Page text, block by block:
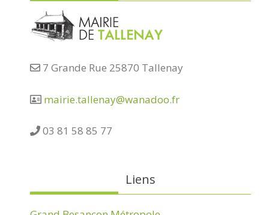
7 Grande Rue 25870 Tallenay
mairie.tallenay@wanadoo.fr
03 81 58 85 77
Liens